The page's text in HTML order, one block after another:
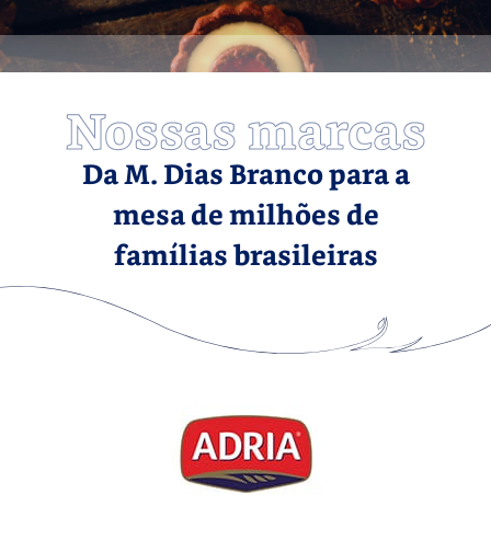
Nossas marcas
Da M. Dias Branco para a
mesa de milhões de
famílias brasileiras